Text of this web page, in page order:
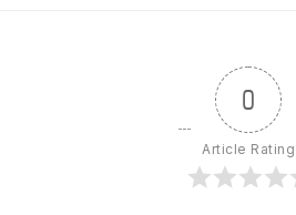
0
Article Rating